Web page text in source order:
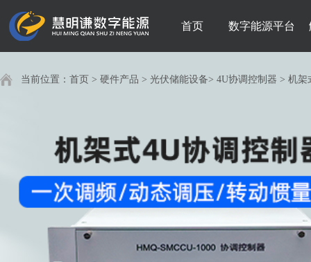
首页 数字能源平台
当前位置： 首页 > 硬件产品 > 光伏储能设备> 4U协调控制器 > 机架